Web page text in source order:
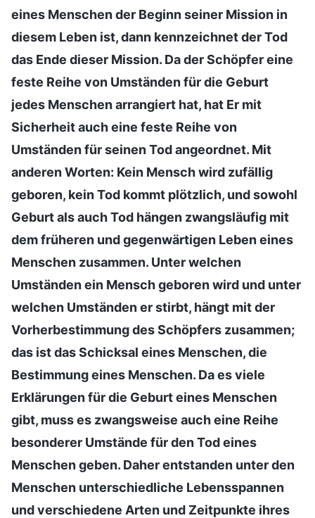
eines Menschen der Beginn seiner Mission in
diesem Leben ist, dann kennzeichnet der Tod
das Ende dieser Mission. Da der Schöpfer eine
feste Reihe von Umständen für die Geburt
jedes Menschen arrangiert hat, hat Er mit
Sicherheit auch eine feste Reihe von
Umständen für seinen Tod angeordnet. Mit
anderen Worten: Kein Mensch wird zufällig
geboren, kein Tod kommt plötzlich, und sowohl
Geburt als auch Tod hängen zwangsläufig mit
dem früheren und gegenwärtigen Leben eines
Menschen zusammen. Unter welchen
Umständen ein Mensch geboren wird und unter
welchen Umständen er stirbt, hängt mit der
Vorherbestimmung des Schöpfers zusammen;
das ist das Schicksal eines Menschen, die
Bestimmung eines Menschen. Da es viele
Erklärungen für die Geburt eines Menschen
gibt, muss es zwangsweise auch eine Reihe
besonderer Umstände für den Tod eines
Menschen geben. Daher entstanden unter den
Menschen unterschiedliche Lebensspannen
und verschiedene Arten und Zeitpunkte ihres